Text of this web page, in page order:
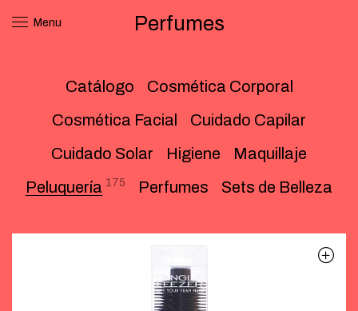
Menu Perfumes
Catálogo
Cosmética Corporal
Cosmética Facial
Cuidado Capilar
Cuidado Solar
Higiene
Maquillaje
Peluquería 175 Perfumes Sets de Belleza